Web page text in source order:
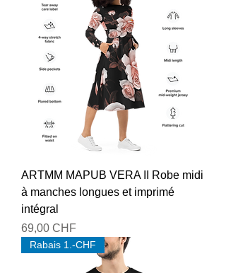
ARTMM MAPUB VERA II Robe midi
à manches longues et imprimé
intégral
Prix
69,00 CHF
Rabais 1.-CHF